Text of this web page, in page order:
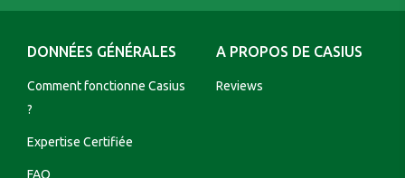
DONNÉES GÉNÉRALES
Comment fonctionne Casius
?
Expertise Certifiée
FAQ
A PROPOS DE CASIUS
Reviews